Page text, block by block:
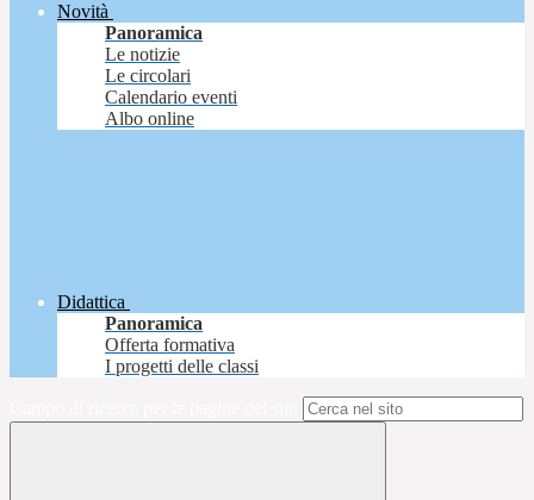
Novità
Panoramica
Le notizie
Le circolari
Calendario eventi
Albo online
Didattica
Panoramica
Offerta formativa
I progetti delle classi